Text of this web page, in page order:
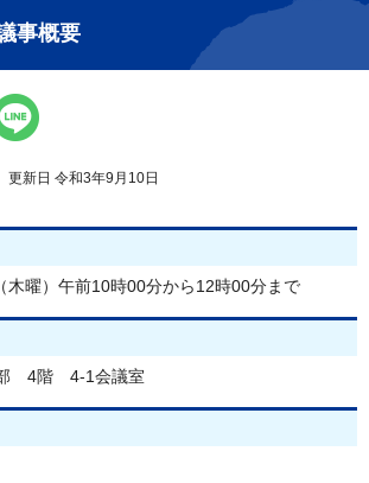
事概要
更新日 令和3年9月10日
木曜）午前10時00分から12時00分まで
4階 4-1会議室